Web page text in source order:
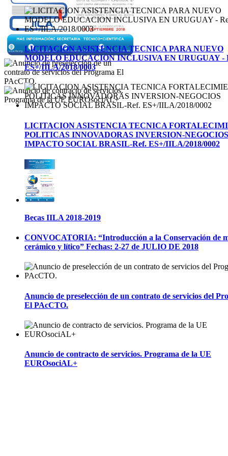
LICITACION ASISTENCIA TECNICA PARA NUEVO
MODELO EDUCACION INCLUSIVA EN URUGUAY -
ES+/IILA/2018/0003
LICITACION ASISTENCIA TECNICA
POLITICAS INNOVADORAS INVERSION-NEGOCIOS
IMPACTO SOCIAL BRASIL-Ref. ES+/IILA/2018/0002
Becas IILA 2018-2019
CONVOCATORIA: “Introducción a la Conservación de
cerámico y lítico” Fechas: 2-27 de JULIO DE 2018
Anuncio de preselección de un contrato de servicios del
El PAcCTO.
Anuncio de contracto de servicios. Programa de la UE
EUROsociAL+